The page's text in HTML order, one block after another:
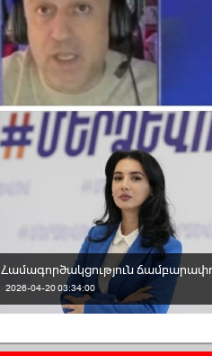
Համագործակցություն
2026-04-20 03:34:00